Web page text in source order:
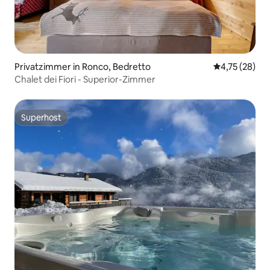
Privatzimmer in Ronco, Bedretto
4,75 (28)
Chalet dei Fiori - Superior-Zimmer
Superhost
Superhost